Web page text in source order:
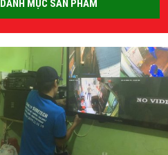
DANH MỤC SẢN PHẨM